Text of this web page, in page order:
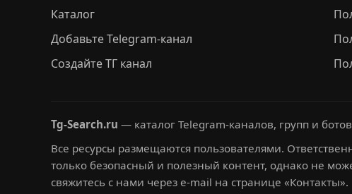
Каталог
Добавьте Telegram-канал
Создайте ТГ канал
Tg-Search.ru — каталог Telegram-каналов, групп и
Все ресурсы размещаются пользователями.
только безопасный и полезный контент, однако не
свяжитесь с нами через e-mail на странице «Контакты».